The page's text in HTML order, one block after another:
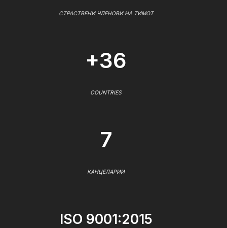
СТРАСТВЕНИ ЧЛЕНОВИ НА ТИМОТ
+36
COUNTRIES
7
КАНЦЕЛАРИИ
ISO 9001:2015